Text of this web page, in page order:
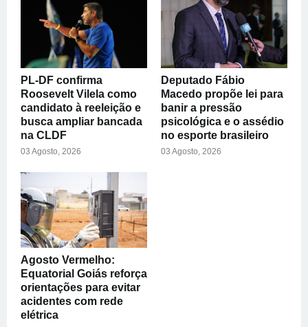
PL-DF confirma
Roosevelt Vilela como
candidato à reeleição e
busca ampliar bancada
na CLDF
03 Agosto, 2026
Deputado Fábio
Macedo propõe lei para
banir a pressão
psicológica e o assédio
no esporte brasileiro
03 Agosto, 2026
Agosto Vermelho:
Equatorial Goiás reforça
orientações para evitar
acidentes com rede
elétrica